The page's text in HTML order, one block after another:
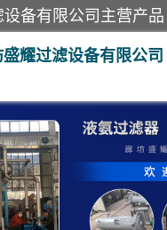
盛耀过滤设备有限公司
器 过滤器
器 沼气过